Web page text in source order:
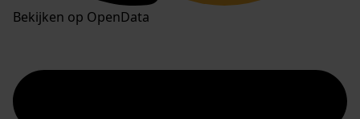
Bekijken op OpenData